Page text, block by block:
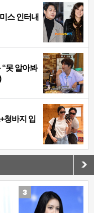
스 인터내
못 알아봐
청바지 입